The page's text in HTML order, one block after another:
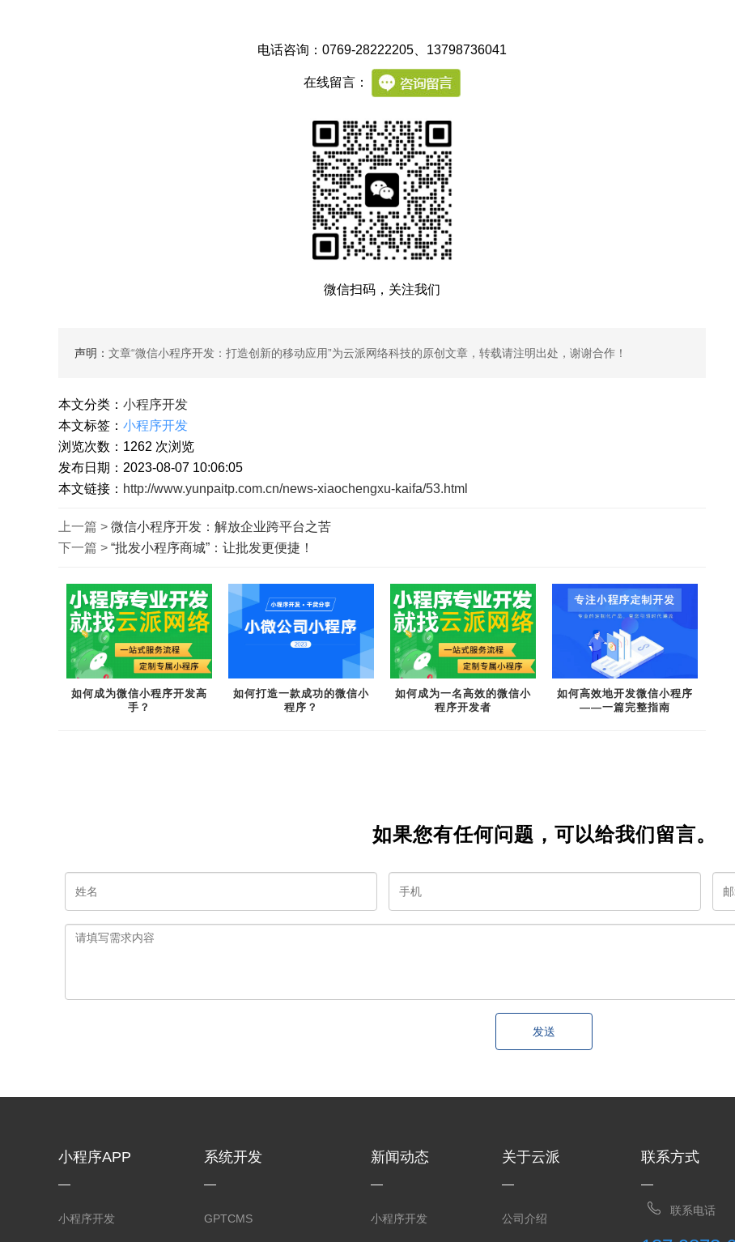
电话咨询：0769-28222205 、13798736041
在线留言：
微信扫码，关注我们
声明： 文章“微信小程序开发：打造创新的移动应用”为云派网络科技的原创文章，转载请注明出处，谢谢合作！
本文分类： 小程序开发
本文标签： 小程序开发
浏览次数： 1262 次浏览
发布日期：2023-08-07 10:06:05
本文链接： http://www.yunpaitp.com.cn/news-xiaochengxu-kaifa/53.html
上一篇 > 微信小程序开发：解放企业跨平台之苦
下一篇 > “批发小程序商城”：让批发更便捷！
如何成为微信小程序开发高
手？
如何打造一款成功的微信小
程序？
如何成为一名高效的微信小
程序开发者
如何高效地开发微信小程序
——一篇完整指南
如果您有任何问题，可以给我们留言。
发送
小程序APP
小程序开发
系统开发
GPTCMS
新闻动态
小程序开发
关于云派
公司介绍
联系方式
联系电话